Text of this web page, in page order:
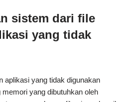
sistem dari file
yang tidak
aplikasi yang tidak digunakan
yang dibutuhkan oleh